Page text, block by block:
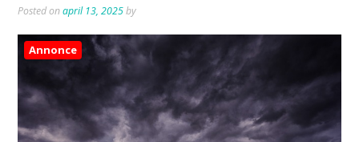
Posted onapril 13, 2025by
Annonce